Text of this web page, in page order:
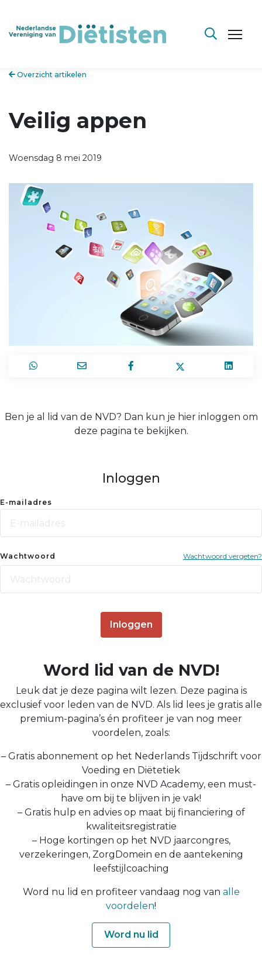
Overzicht artikelen
Veilig appen
Woensdag 8 mei 2019
Ben je al lid van de NVD? Dan kun je hier inloggen om
deze pagina te bekijken.
Inloggen
E-mailadres
Wachtwoord Wachtwoord vergeten?
Inloggen
Word lid van de NVD!
Leuk dat je deze pagina wilt lezen. Deze pagina is
exclusief voor leden van de NVD. Als lid lees je gratis alle
premium-pagina’s én profiteer je van nog meer
voordelen, zoals:
– Gratis abonnement op het Nederlands Tijdschrift voor
Voeding en Diëtetiek
– Gratis opleidingen in onze NVD Academy, een must-
have om bij te blijven in je vak!
– Gratis hulp en advies op maat bij financiering of
kwaliteitsregistratie
– Hoge kortingen op het NVD jaarcongres,
verzekeringen, ZorgDomein en de aantekening
leefstijlcoaching
Word nu lid en profiteer vandaag nog van alle
voordelen!
Word nu lid